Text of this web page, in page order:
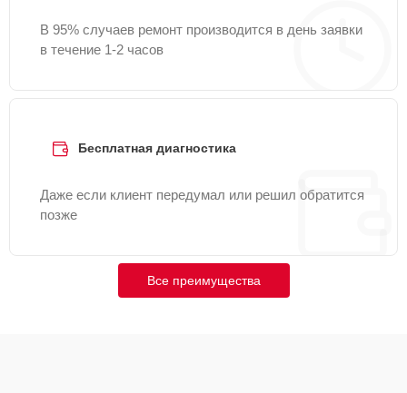
В 95% случаев ремонт производится в день заявки
в течение 1-2 часов
Бесплатная диагностика
Даже если клиент передумал или решил обратится
позже
Все преимущества